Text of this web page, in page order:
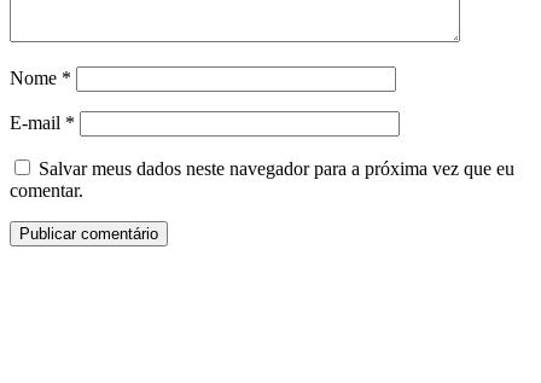
Nome *
E-mail *
Salvar meus dados neste navegador para a próxima vez que eu
comentar.